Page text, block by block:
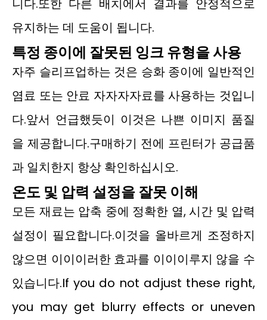
니다.또한 다른 배치에서 결과를 안정적으로
유지하는 데 도움이 됩니다.
특정 종이에 잘못된 잉크 유형을 사용
자주 슬리프업하는 것은 승화 종이에 일반적인
염료 또는 안료 자자자자료를 사용하는 것입니
다.앞서 언급했듯이 이것은 나쁜 이미지 품질
을 제공합니다.구매하기 전에 프린터가 공급품
과 일치한지 항상 확인하십시오.
온도 및 압력 설정을 잘못 이해
모든 재료는 압축 중에 정확한 열, 시간 및 압력
설정이 필요합니다.이것을 올바르게 조정하지
않으면 이이이러한 효과를 이이이루지 않을 수
있습니다.If you do not adjust these right,
you may get blurry effects or uneven